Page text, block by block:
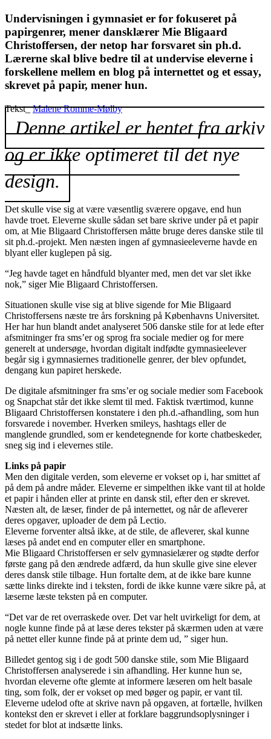
Undervisningen i gymnasiet er for fokuseret på
papirgenrer, mener dansklærer Mie Bligaard
Christoffersen, der netop har forsvaret sin ph.d.
Lærerne skal blive bedre til at undervise eleverne i
forskellene mellem en blog på internettet og et essay,
skrevet på papir, mener hun.
Tekst_Malene Romme-Mølby
Denne artikel er hentet fra arkiv
og er ikke optimeret til det nye
design.
Det skulle vise sig at være væsentlig sværere opgave, end hun
havde troet. Eleverne skulle sådan set bare skrive under på et papir
om, at Mie Bligaard Christoffersen måtte bruge deres danske stile til
sit ph.d.-projekt. Men næsten ingen af gymnasieeleverne havde en
blyant eller kuglepen på sig.
“Jeg havde taget en håndfuld blyanter med, men det var slet ikke
nok,” siger Mie Bligaard Christoffersen.
Situationen skulle vise sig at blive sigende for Mie Bligaard
Christoffersens næste tre års forskning på Københavns Universitet.
Her har hun blandt andet analyseret 506 danske stile for at lede efter
afsmitninger fra sms’er og sprog fra sociale medier og for mere
generelt at undersøge, hvordan digitalt indfødte gymnasieelever
begår sig i gymnasiernes traditionelle genrer, der blev opfundet,
dengang kun papiret herskede.
De digitale afsmitninger fra sms’er og sociale medier som Facebook
og Snapchat står det ikke slemt til med. Faktisk tværtimod, kunne
Bligaard Christoffersen konstatere i den ph.d.-afhandling, som hun
forsvarede i november. Hverken smileys, hashtags eller de
manglende grundled, som er kendetegnende for korte chatbeskeder,
sneg sig ind i elevernes stile.
Links på papir
Men den digitale verden, som eleverne er vokset op i, har smittet af
på dem på andre måder. Eleverne er simpelthen ikke vant til at holde
et papir i hånden eller at printe en dansk stil, efter den er skrevet.
Næsten alt, de læser, finder de på internettet, og når de afleverer
deres opgaver, uploader de dem på Lectio.
Eleverne forventer altså ikke, at de stile, de afleverer, skal kunne
læses på andet end en computer eller en smartphone.
Mie Bligaard Christoffersen er selv gymnasielærer og stødte derfor
første gang på den ændrede adfærd, da hun skulle give sine elever
deres dansk stile tilbage. Hun fortalte dem, at de ikke bare kunne
sætte links direkte ind i teksten, fordi de ikke kunne være sikre på, at
læserne læste teksten på en computer.
“Det var de ret overraskede over. Det var helt uvirkeligt for dem, at
nogle kunne finde på at læse deres tekster på skærmen uden at være
på nettet eller kunne finde på at printe dem ud, ” siger hun.
Billedet gentog sig i de godt 500 danske stile, som Mie Bligaard
Christoffersen analyserede i sin afhandling. Her kunne hun se,
hvordan eleverne ofte glemte at informere læseren om helt basale
ting, som folk, der er vokset op med bøger og papir, er vant til.
Eleverne udelod ofte at skrive navn på opgaven, at fortælle, hvilken
kontekst den er skrevet i eller at forklare baggrundsoplysninger i
stedet for blot at indsætte links.